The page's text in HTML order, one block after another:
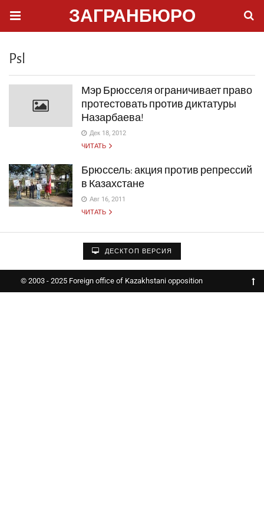
ЗАГРАНБЮРО
Psl
Мэр Брюсселя ограничивает право
протестовать против диктатуры
Назарбаева!
Дек 18, 2012
ЧИТАТЬ
Брюссель: акция против репрессий
в Казахстане
Авг 16, 2011
ЧИТАТЬ
ДЕСКТОП ВЕРСИЯ
© 2003 - 2025 Foreign office of Kazakhstani opposition